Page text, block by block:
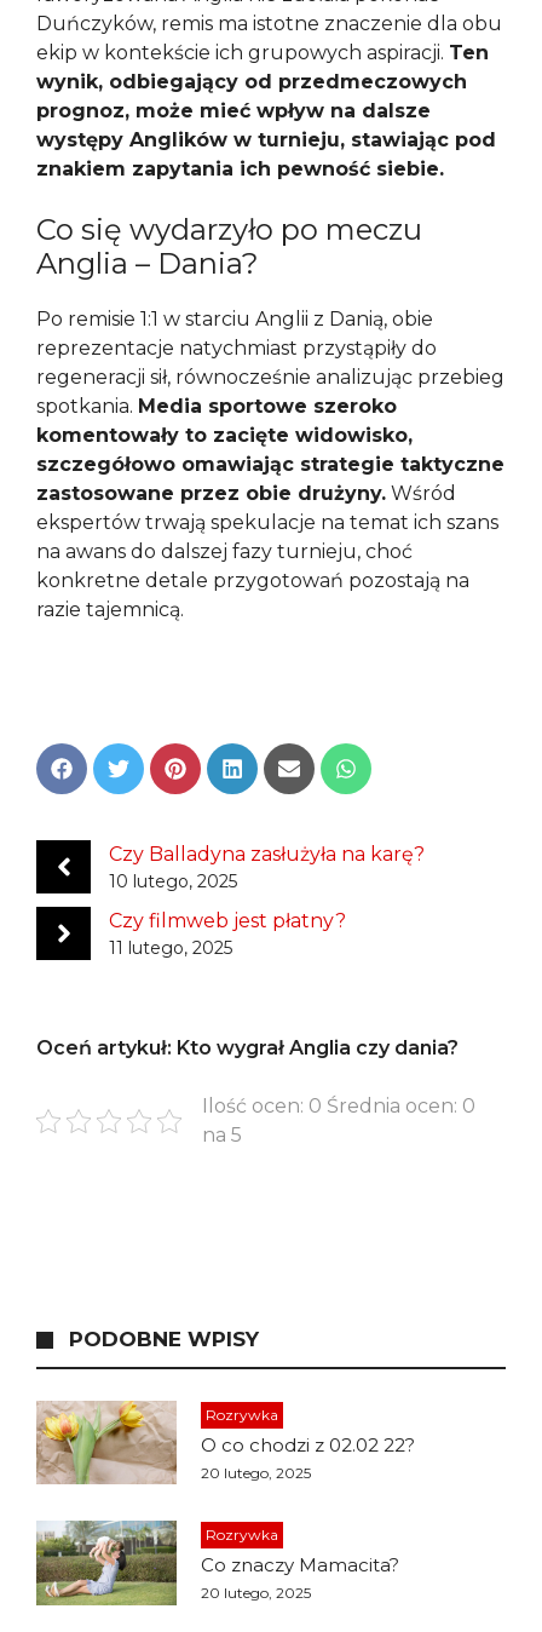
Duńczyków, remis ma istotne znaczenie dla obu
ekip w kontekście ich grupowych aspiracji. Ten
wynik, odbiegający od przedmeczowych
prognoz, może mieć wpływ na dalsze
występy Anglików w turnieju, stawiając pod
znakiem zapytania ich pewność siebie.
Co się wydarzyło po meczu
Anglia – Dania?
Po remisie 1:1 w starciu Anglii z Danią, obie
reprezentacje natychmiast przystąpiły do
regeneracji sił, równocześnie analizując przebieg
spotkania. Media sportowe szeroko
komentowały to zacięte widowisko,
szczegółowo omawiając strategie taktyczne
zastosowane przez obie drużyny. Wśród
ekspertów trwają spekulacje na temat ich szans
na awans do dalszej fazy turnieju, choć
konkretne detale przygotowań pozostają na
razie tajemnicą.
Share
on
Share
on
Share
on
Share
on
Share
on
Share
on
Czy Balladyna zasłużyła na karę?
10 lutego, 2025
Czy filmweb jest płatny?
11 lutego, 2025
Oceń artykuł: Kto wygrał Anglia czy dania?
Ilość ocen: 0 Średnia ocen: 0
na 5
PODOBNE WPISY
Rozrywka
O co chodzi z 02.02 22?
20 lutego, 2025
Rozrywka
Co znaczy Mamacita?
20 lutego, 2025